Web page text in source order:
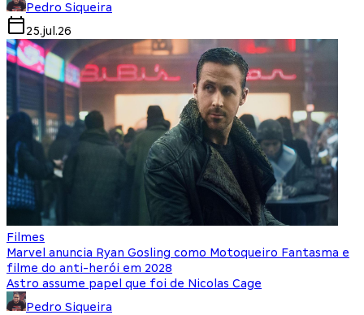
Pedro Siqueira
25.jul.26
Filmes
Marvel anuncia Ryan Gosling como Motoqueiro Fantasma e
filme do anti-herói em 2028
Astro assume papel que foi de Nicolas Cage
Pedro Siqueira